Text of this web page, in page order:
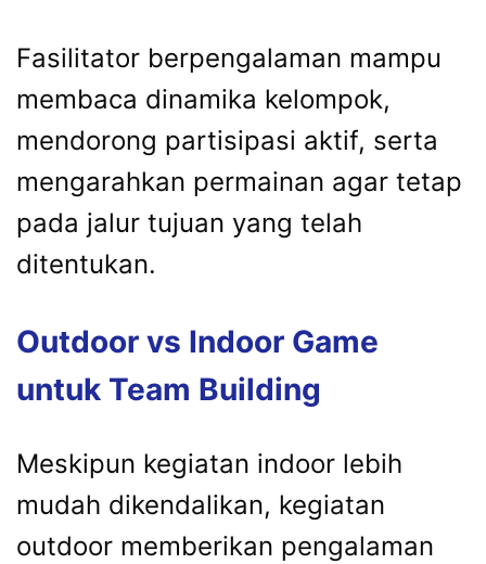
Fasilitator berpengalaman mampu
membaca dinamika kelompok,
mendorong partisipasi aktif, serta
mengarahkan permainan agar tetap
pada jalur tujuan yang telah
ditentukan.
Outdoor vs Indoor Game
untuk Team Building
Meskipun kegiatan indoor lebih
mudah dikendalikan, kegiatan
outdoor memberikan pengalaman